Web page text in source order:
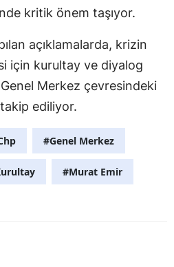
kritik önem taşıyor.
açıklamalarda, krizin
için kurultay ve diyalog
Genel Merkez çevresindeki
ediliyor.
#Genel Merkez
#Murat Emir